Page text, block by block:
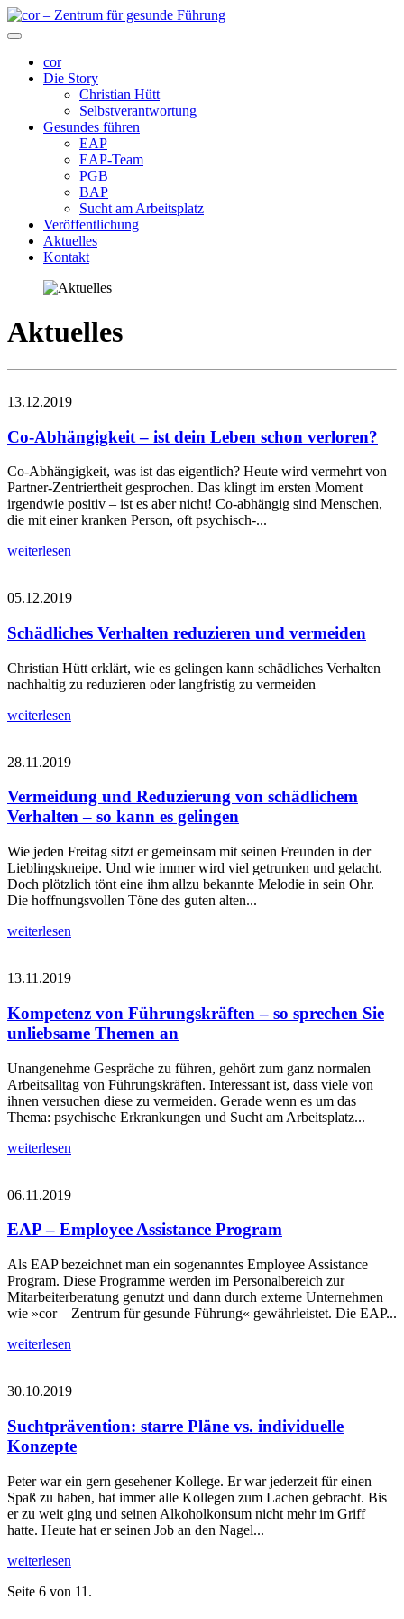
cor
Die Story
Christian Hütt
Selbstverantwortung
Gesundes führen
EAP
EAP-Team
PGB
BAP
Sucht am Arbeitsplatz
Veröffentlichung
Aktuelles
Kontakt
Aktuelles
13.12.2019
Co-Abhängigkeit – ist dein Leben schon verloren?
Co-Abhängigkeit, was ist das eigentlich? Heute wird vermehrt von
Partner-Zentriertheit gesprochen. Das klingt im ersten Moment
irgendwie positiv – ist es aber nicht! Co-abhängig sind Menschen,
die mit einer kranken Person, oft psychisch-...
weiterlesen
05.12.2019
Schädliches Verhalten reduzieren und vermeiden
Christian Hütt erklärt, wie es gelingen kann schädliches Verhalten
nachhaltig zu reduzieren oder langfristig zu vermeiden
weiterlesen
28.11.2019
Vermeidung und Reduzierung von schädlichem
Verhalten – so kann es gelingen
Wie jeden Freitag sitzt er gemeinsam mit seinen Freunden in der
Lieblingskneipe. Und wie immer wird viel getrunken und gelacht.
Doch plötzlich tönt eine ihm allzu bekannte Melodie in sein Ohr.
Die hoffnungsvollen Töne des guten alten...
weiterlesen
13.11.2019
Kompetenz von Führungskräften – so sprechen Sie
unliebsame Themen an
Unangenehme Gespräche zu führen, gehört zum ganz normalen
Arbeitsalltag von Führungskräften. Interessant ist, dass viele von
ihnen versuchen diese zu vermeiden. Gerade wenn es um das
Thema: psychische Erkrankungen und Sucht am Arbeitsplatz...
weiterlesen
06.11.2019
EAP – Employee Assistance Program
Als EAP bezeichnet man ein sogenanntes Employee Assistance
Program. Diese Programme werden im Personalbereich zur
Mitarbeiterberatung genutzt und dann durch externe Unternehmen
wie »cor – Zentrum für gesunde Führung« gewährleistet. Die EAP...
weiterlesen
30.10.2019
Suchtprävention: starre Pläne vs. individuelle
Konzepte
Peter war ein gern gesehener Kollege. Er war jederzeit für einen
Spaß zu haben, hat immer alle Kollegen zum Lachen gebracht. Bis
er zu weit ging und seinen Alkoholkonsum nicht mehr im Griff
hatte. Heute hat er seinen Job an den Nagel...
weiterlesen
Seite 6 von 11.